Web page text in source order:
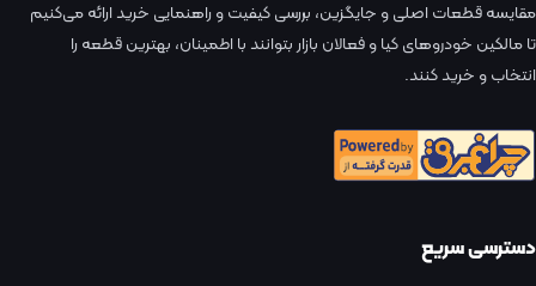
مقایسه قطعات اصلی و جایگزین، بررسی کیفیت و راهنمایی خرید ارائه می‌کنیم
تا مالکین خودروهای کیا و فعالان بازار بتوانند با اطمینان، بهترین قطعه را
انتخاب و خرید کنند.
دسترسی سریع